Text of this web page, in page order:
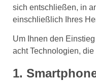
sich entschließen, in
einschließlich Ihres
Um Ihnen den
acht Technologien,
1.